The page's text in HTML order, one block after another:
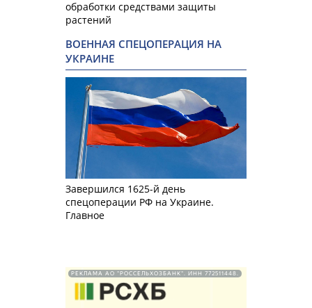
обработки средствами защиты
растений
ВОЕННАЯ СПЕЦОПЕРАЦИЯ НА
УКРАИНЕ
Завершился 1625-й день
спецоперации РФ на Украине.
Главное
РЕКЛАМА АО "РОССЕЛЬХОЗБАНК". ИНН 772511448.